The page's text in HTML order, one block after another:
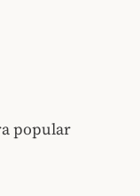
popular